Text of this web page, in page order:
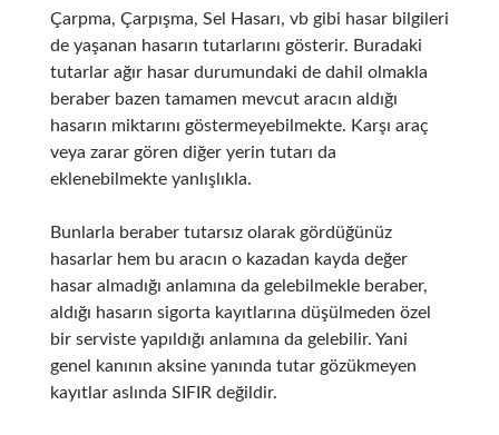
Çarpma, Çarpışma, Sel Hasarı, vb gibi hasar bilgileri
de yaşanan hasarın tutarlarını gösterir. Buradaki
tutarlar ağır hasar durumundaki de dahil olmakla
beraber bazen tamamen mevcut aracın aldığı
hasarın miktarını göstermeyebilmekte. Karşı araç
veya zarar gören diğer yerin tutarı da
eklenebilmekte yanlışlıkla.
Bunlarla beraber tutarsız olarak gördüğünüz
hasarlar hem bu aracın o kazadan kayda değer
hasar almadığı anlamına da gelebilmekle beraber,
aldığı hasarın sigorta kayıtlarına düşülmeden özel
bir serviste yapıldığı anlamına da gelebilir. Yani
genel kanının aksine yanında tutar gözükmeyen
kayıtlar aslında SIFIR değildir.